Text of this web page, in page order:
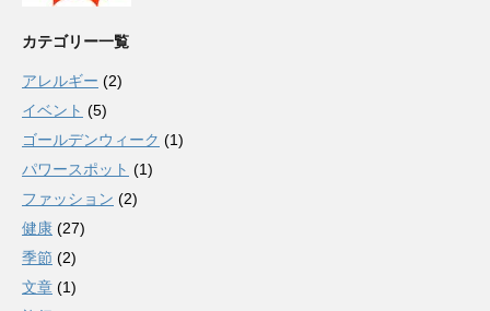
カテゴリー一覧
アレルギー (2)
イベント (5)
ゴールデンウィーク (1)
パワースポット (1)
ファッション (2)
健康 (27)
季節 (2)
文章 (1)